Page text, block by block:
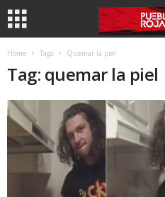
Home Tags Quemar la piel
Tag: quemar la piel